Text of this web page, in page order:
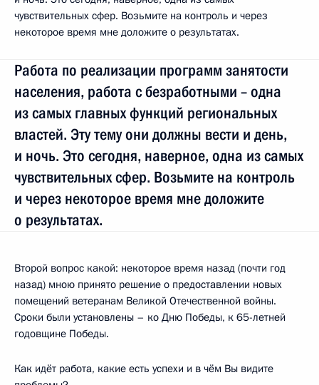
чувствительных сфер. Возьмите на контроль и через
некоторое время мне доложите о результатах.
Работа по реализации программ занятости
населения, работа с безработными – одна
из самых главных функций региональных
властей. Эту тему они должны вести и день,
и ночь. Это сегодня, наверное, одна из самых
чувствительных сфер. Возьмите на контроль
и через некоторое время мне доложите
о результатах.
Второй вопрос какой: некоторое время назад (почти год
назад) мною принято решение о предоставлении новых
помещений ветеранам Великой Отечественной войны.
Сроки были установлены – ко Дню Победы, к 65-летней
годовщине Победы.
Как идёт работа, какие есть успехи и в чём Вы видите